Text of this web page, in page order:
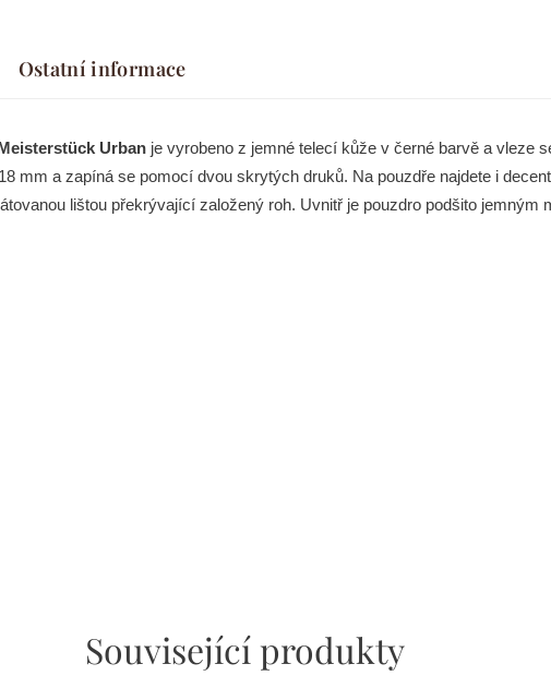
Související produkty
Ostatní informace
Urban je vyrobeno z jemné telecí kůže v černé barvě a vleze
mm a zapíná se pomocí dvou skrytých druků. Na pouzdře najdete i
lištou překrývající založený roh. Uvnitř je pouzdro podšito jemným